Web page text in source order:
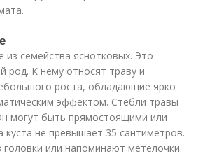
из семейства яснотковых. Это
род. К нему относят траву и
роста, обладающие ярко
эффектом. Стебли травы
могут быть прямостоящими или
не превышает 35 сантиметров.
или напоминают метелочки.